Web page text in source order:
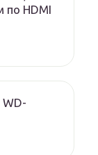
по HDMI
WD-